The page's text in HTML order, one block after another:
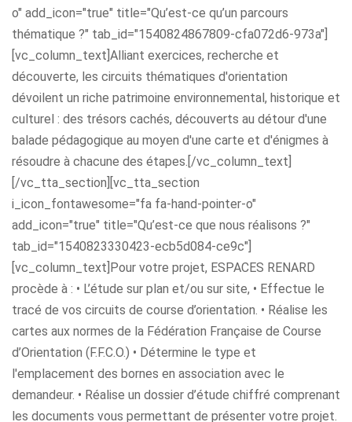
o" add_icon="true" title="Qu’est-ce qu’un parcours
thématique ?" tab_id="1540824867809-cfa072d6-973a"]
[vc_column_text]Alliant exercices, recherche et
découverte, les circuits thématiques d'orientation
dévoilent un riche patrimoine environnemental, historique et
culturel : des trésors cachés, découverts au détour d'une
balade pédagogique au moyen d'une carte et d'énigmes à
résoudre à chacune des étapes.[/vc_column_text]
[/vc_tta_section][vc_tta_section
i_icon_fontawesome="fa fa-hand-pointer-o"
add_icon="true" title="Qu’est-ce que nous réalisons ?"
tab_id="1540823330423-ecb5d084-ce9c"]
[vc_column_text]Pour votre projet, ESPACES RENARD
procède à : • L’étude sur plan et/ou sur site, • Effectue le
tracé de vos circuits de course d’orientation. • Réalise les
cartes aux normes de la Fédération Française de Course
d’Orientation (F.F.C.O.) • Détermine le type et
l'emplacement des bornes en association avec le
demandeur. • Réalise un dossier d’étude chiffré comprenant
les documents vous permettant de présenter votre projet.